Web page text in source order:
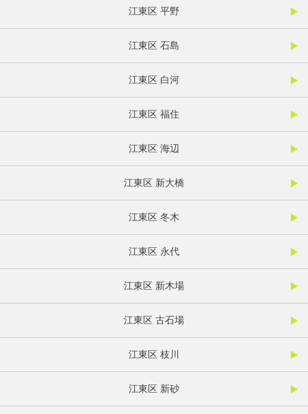
江東区 平野
江東区 石島
江東区 白河
江東区 福住
江東区 海辺
江東区 新大橋
江東区 冬木
江東区 永代
江東区 新木場
江東区 古石場
江東区 枝川
江東区 新砂